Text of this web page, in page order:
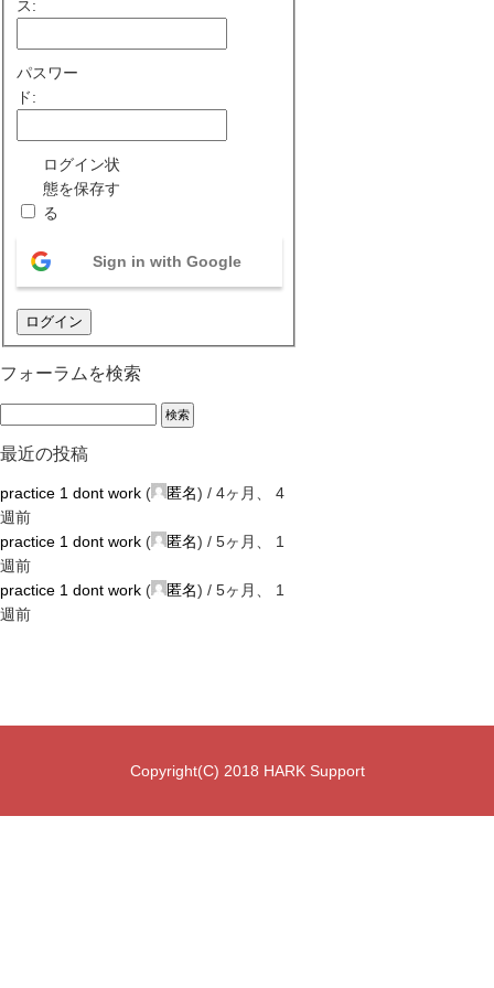
ス:
パスワー
ド:
ログイン状
態を保存す
る
Sign in with Google
ログイン
フォーラムを検索
最近の投稿
practice 1 dont work ( 匿名) / 4ヶ月、 4
週前
practice 1 dont work ( 匿名) / 5ヶ月、 1
週前
practice 1 dont work ( 匿名) / 5ヶ月、 1
週前
Copyright(C) 2018 HARK Support